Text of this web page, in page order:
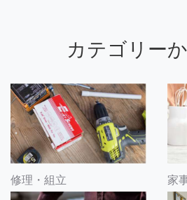
カテゴリー
修理・組立 家